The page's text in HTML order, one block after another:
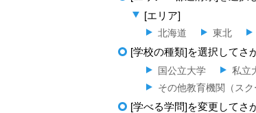
[エリア]
北海道 東北
[学校の種類]を選択してさ
国公立大学 私立
その他教育機関（スク
[学べる学問]を変更してさ